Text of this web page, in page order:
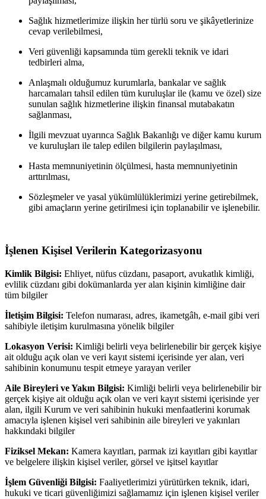
Sağlık hizmetlerimize ilişkin her türlü soru ve şikâyetlerinize
cevap verilebilmesi,
Veri güvenliği kapsamında tüm gerekli teknik ve idari
tedbirleri alma,
Anlaşmalı olduğumuz kurumlarla, bankalar ve sağlık
harcamaları tahsil edilen tüm kuruluşlar ile (kamu ve özel) size
sunulan sağlık hizmetlerine ilişkin finansal mutabakatın
sağlanması,
İlgili mevzuat uyarınca Sağlık Bakanlığı ve diğer kamu kurum
ve kuruluşları ile talep edilen bilgilerin paylaşılması,
Hasta memnuniyetinin ölçülmesi, hasta memnuniyetinin
arttırılması,
Sözleşmeler ve yasal yükümlülüklerimizi yerine getirebilmek,
gibi amaçların yerine getirilmesi için toplanabilir ve işlenebilir.
İşlenen Kişisel Verilerin Kategorizasyonu
Kimlik Bilgisi: Ehliyet, nüfus cüzdanı, pasaport, avukatlık kimliği,
evlilik cüzdanı gibi dokümanlarda yer alan kişinin kimliğine dair
tüm bilgiler
İletişim Bilgisi: Telefon numarası, adres, ikametgâh, e-mail gibi veri
sahibiyle iletişim kurulmasına yönelik bilgiler
Lokasyon Verisi: Kimliği belirli veya belirlenebilir bir gerçek kişiye
ait olduğu açık olan ve veri kayıt sistemi içerisinde yer alan, veri
sahibinin konumunu tespit etmeye yarayan veriler
Aile Bireyleri ve Yakın Bilgisi: Kimliği belirli veya belirlenebilir bir
gerçek kişiye ait olduğu açık olan ve veri kayıt sistemi içerisinde yer
alan, ilgili Kurum ve veri sahibinin hukuki menfaatlerini korumak
amacıyla işlenen kişisel veri sahibinin aile bireyleri ve yakınları
hakkındaki bilgiler
Fiziksel Mekan: Kamera kayıtları, parmak izi kayıtları gibi kayıtlar
ve belgelere ilişkin kişisel veriler, görsel ve işitsel kayıtlar
İşlem Güvenliği Bilgisi: Faaliyetlerimizi yürütürken teknik, idari,
hukuki ve ticari güvenliğimizi sağlamamız için işlenen kişisel veriler